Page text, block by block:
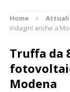
Home
indagini anche a
Truffa da
Modena